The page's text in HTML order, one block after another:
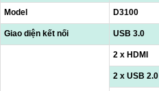
Model D3100
Giao diện kết nối USB 3.0
2 x HDMI
2 x USB 2.0